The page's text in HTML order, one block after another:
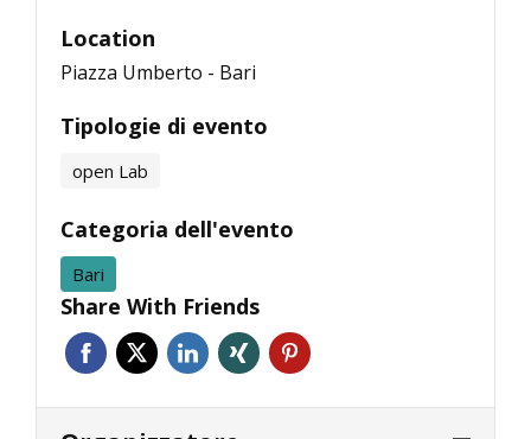
Location
Piazza Umberto - Bari
Tipologie di evento
open Lab
Categoria dell'evento
Bari
Share With Friends